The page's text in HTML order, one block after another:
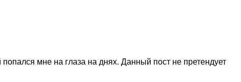
мне на глаза на днях. Данный пост не претендует